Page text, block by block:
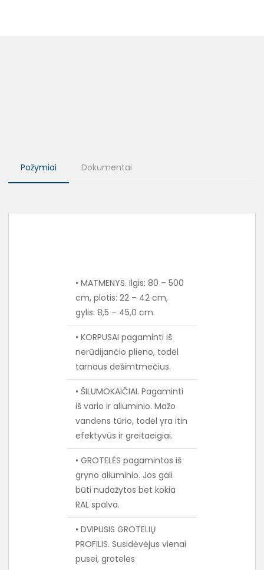
Požymiai Dokumentai
• MATMENYS. Ilgis: 80 – 500
cm, plotis: 22 – 42 cm,
gylis: 8,5 – 45,0 cm.
• KORPUSAI pagaminti iš
nerūdijančio plieno, todėl
tarnaus dešimtmečius.
• ŠILUMOKAIČIAI. Pagaminti
iš vario ir aliuminio. Mažo
vandens tūrio, todėl yra itin
efektyvūs ir greitaeigiai.
• GROTELĖS pagamintos iš
gryno aliuminio. Jos gali
būti nudažytos bet kokia
RAL spalva.
• DVIPUSIS GROTELIŲ
PROFILIS. Susidėvėjus vienai
pusei, grotelės